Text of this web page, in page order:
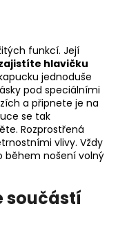
funkcí. Její
hlavičku
jednoduše
pod speciálními
a připnete je na
se tak
Rozprostřená
vlivy. Vždy
během nošení volný
součástí